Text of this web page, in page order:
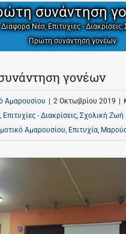
συνάντηση
Διάφορα Νέα Επιτυχίες - Διακρίσεις
Πρώτη συνάντηση γονέων
γονέων
Αμαρουσίου 2 Οκτωβρίου 2019
, Επιτυχίες - Διακρίσεις, Σχολική Ζωή
Αμαρουσίου, Επιτυχία,